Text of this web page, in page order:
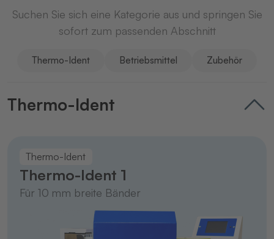
Suchen Sie sich eine Kategorie aus und springen Sie
sofort zum passenden Abschnitt
Thermo-Ident Betriebsmittel Zubehör
Thermo-Ident
Thermo-Ident
Thermo-Ident 1
Für 10 mm breite Bänder